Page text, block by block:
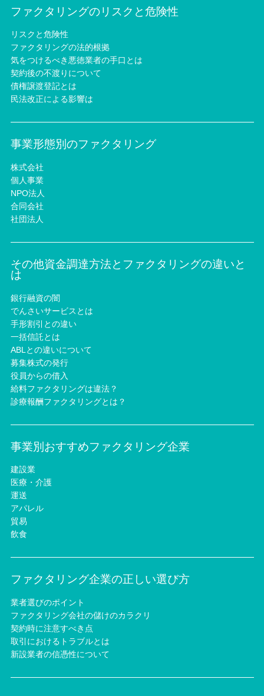
ファクタリングのリスクと危険性
リスクと危険性
ファクタリングの法的根拠
気をつけるべき悪徳業者の手口とは
契約後の不渡りについて
債権譲渡登記とは
民法改正による影響は
事業形態別のファクタリング
株式会社
個人事業
NPO法人
合同会社
社団法人
その他資金調達方法とファクタリングの違いと
は
銀行融資の闇
でんさいサービスとは
手形割引との違い
一括信託とは
ABLとの違いについて
募集株式の発行
役員からの借入
給料ファクタリングは違法？
診療報酬ファクタリングとは？
事業別おすすめファクタリング企業
建設業
医療・介護
運送
アパレル
貿易
飲食
ファクタリング企業の正しい選び方
業者選びのポイント
ファクタリング会社の儲けのカラクリ
契約時に注意すべき点
取引におけるトラブルとは
新設業者の信憑性について